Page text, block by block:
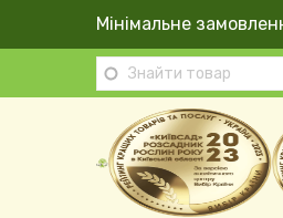
Перейти до основного вмісту
Мінімальне